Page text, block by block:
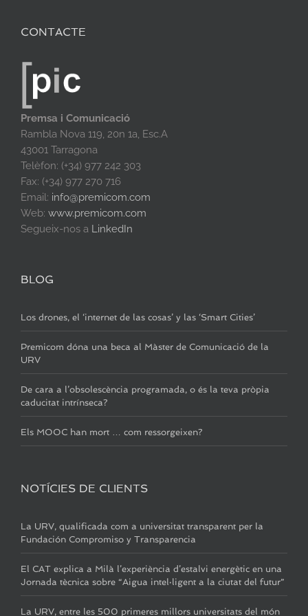
CONTACTE
Premsa i Comunicació
Rambla Nova 119, 20n 1a, Esc.A
43001 Tarragona
Telèfon: (+34) 977 242 303
Fax: (+34) 977 270 716
Email: info@premicom.com
Web: www.premicom.com
Segueix-nos a LinkedIn
BLOG
Los drones, el ‘internet de las cosas’ y las ‘Smart Cities’
Premicom dóna una beca al Màster de Comunicació de la
URV
De cara a l’obsolescència programada, o és la teva pròpia
caducitat intrínseca?
Els MOOC han mort … com ressorgeixen?
NOTÍCIES DE CLIENTS
La URV, qualificada com a universitat transparent per la
Fundación Compromiso y Transparencia
El CAT explica a Milà l’experiència d’estalvi energètic en una
Jornada tècnica sobre “Aigua intel·ligent a la ciutat del futur”
La URV, entre les 500 primeres millors universitats del món